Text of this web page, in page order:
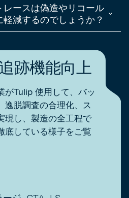
できるよう支援します。包括的な最新
続的な改善をサポートします。例外
録レビューを合理化し、データ検証に
切り分けと、正確で文書化されたア
コンプライアンスに準拠した解決が加
レースは偽造やリコール
減するのでしょうか？
て製品を認証することを可能にしま
市場に出回るリスクを低減し、必要に
が可能になります。リアルタイムの可
とができます。
跡機能向上
がTulip 使用して、バッ
逸脱調査の合理化、ス
現し、製造の全工程で
底している様子をご覧